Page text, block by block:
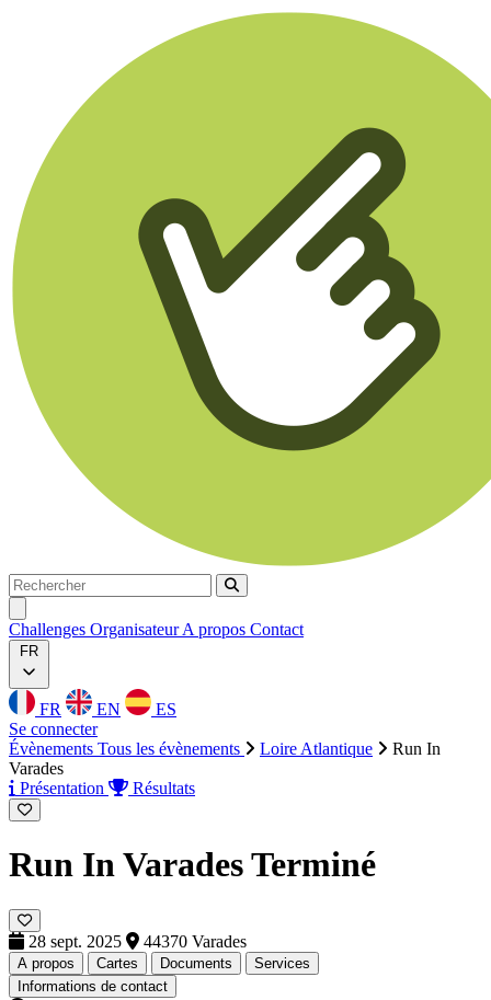
Rechercher
Rechercher
Challenges OrganisateurA propos Contact
FR
FR EN
ES
Se connecter
Évènements Tous les évènements Loire Atlantique
Run In
Varades
Présentation
Résultats
Run In VaradesTerminé
28 sept. 2025 44370 Varades
A propos Cartes Documents
Services
Informations de contact